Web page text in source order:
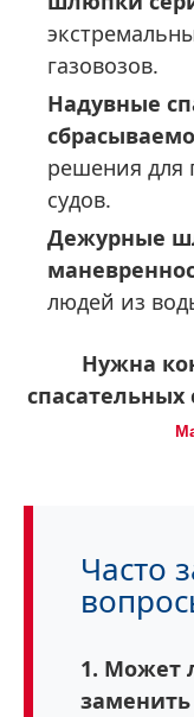
газовозов.
Надувные
решения для
судов.
Дежурные
людей из
Нужна
спасательных
Часто
1. Может